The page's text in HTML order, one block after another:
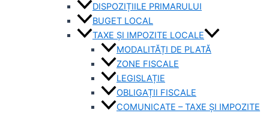
DISPOZIȚIILE PRIMARULUI
BUGET LOCAL
TAXE ȘI IMPOZITE LOCALE
MODALITĂȚI DE PLATĂ
ZONE FISCALE
LEGISLAȚIE
OBLIGAȚII FISCALE
COMUNICATE – TAXE ȘI IMPOZITE